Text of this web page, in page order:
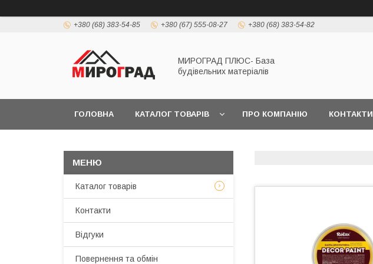
+380 (68) 383-54-85 +380 (67) 555-08-27 +380 (68) 383-54-82
МИРОГРАД ПЛЮС- База
будівельних матеріалів
ГОЛОВНА КАТАЛОГ ТОВАРІВ ПРО КОМПАНІЮ КОНТАКТИ
Каталог товарів
Контакти
Відгуки
Повернення та обмін